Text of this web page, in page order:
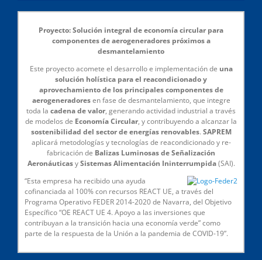
Proyecto: Solución integral de economía circular para
componentes de aerogeneradores próximos a
desmantelamiento
Este proyecto acomete el desarrollo e implementación de una
solución holística para el reacondicionado y
aprovechamiento de los principales componentes de
aerogeneradoresen fase de desmantelamiento, que integre
toda la cadena de valor, generando actividad industrial a través
de modelos de Economía Circular, y contribuyendo a alcanzar la
sostenibilidad del sector de energías renovables. SAPREM
aplicará metodologías y tecnologías de reacondicionado y re-
fabricación de Balizas Luminosas de Señalización
AeronáuticasySistemas Alimentación Ininterrumpida(SAI).
“Esta empresa ha recibido una ayuda
cofinanciada al 100% con recursos REACT UE, a través del
Programa Operativo FEDER 2014-2020 de Navarra, del Objetivo
Específico “OE REACT UE 4. Apoyo a las inversiones que
contribuyan a la transición hacia una economía verde” como
parte de la respuesta de la Unión a la pandemia de COVID-19”.